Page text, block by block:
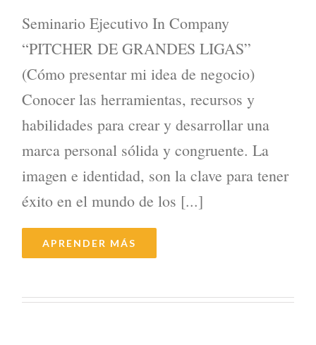
Seminario Ejecutivo In Company
“PITCHER DE GRANDES LIGAS”
(Cómo presentar mi idea de negocio)
Conocer las herramientas, recursos y
habilidades para crear y desarrollar una
marca personal sólida y congruente. La
imagen e identidad, son la clave para tener
éxito en el mundo de los [...]
APRENDER MÁS